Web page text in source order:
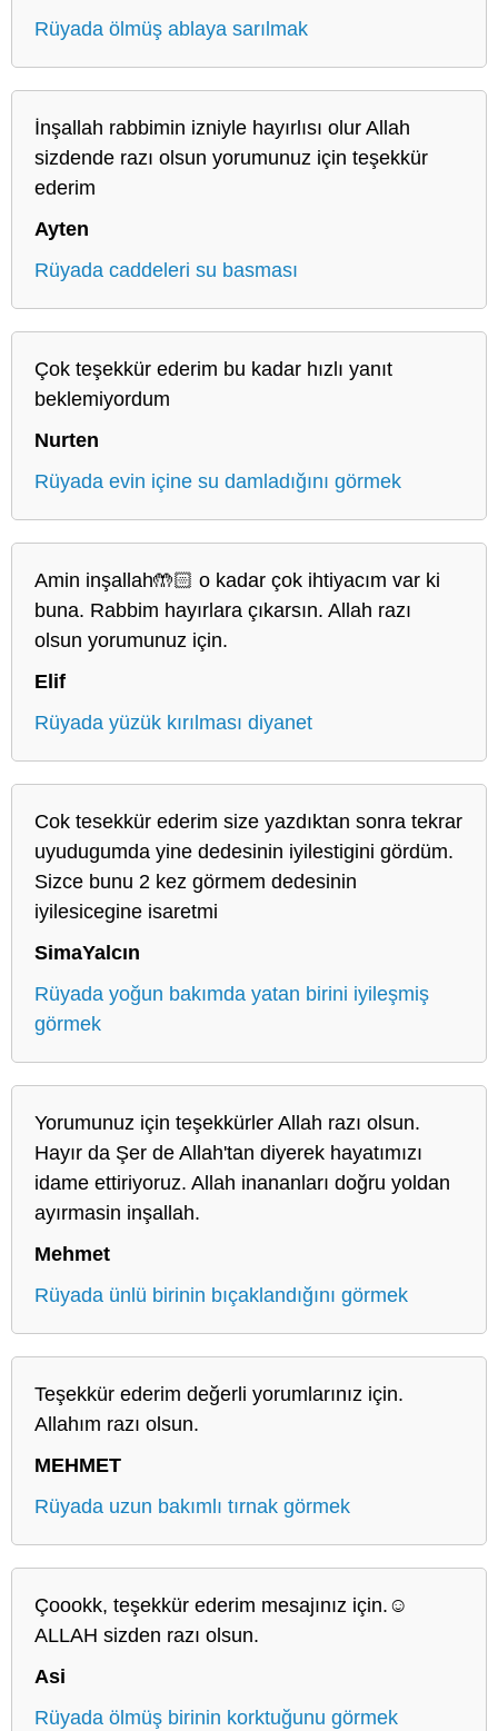
Rüyada ölmüş ablaya sarılmak
İnşallah rabbimin izniyle hayırlısı olur Allah
sizdende razı olsun yorumunuz için teşekkür
ederim
Ayten
Rüyada caddeleri su basması
Çok teşekkür ederim bu kadar hızlı yanıt
beklemiyordum
Nurten
Rüyada evin içine su damladığını görmek
Amin inşallah🤲🏻 o kadar çok ihtiyacım var ki
buna. Rabbim hayırlara çıkarsın. Allah razı
olsun yorumunuz için.
Elif
Rüyada yüzük kırılması diyanet
Cok tesekkür ederim size yazdıktan sonra tekrar
uyudugumda yine dedesinin iyilestigini gördüm.
Sizce bunu 2 kez görmem dedesinin
iyilesicegine isaretmi
SimaYalcın
Rüyada yoğun bakımda yatan birini iyileşmiş
görmek
Yorumunuz için teşekkürler Allah razı olsun.
Hayır da Şer de Allah'tan diyerek hayatımızı
idame ettiriyoruz. Allah inananları doğru yoldan
ayırmasin inşallah.
Mehmet
Rüyada ünlü birinin bıçaklandığını görmek
Teşekkür ederim değerli yorumlarınız için.
Allahım razı olsun.
MEHMET
Rüyada uzun bakımlı tırnak görmek
Çoookk, teşekkür ederim mesajınız için.☺️
ALLAH sizden razı olsun.
Asi
Rüyada ölmüş birinin korktuğunu görmek